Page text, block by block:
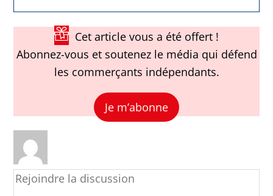
Cet article vous a été offert !
Abonnez-vous et soutenez le média qui défend
les commerçants indépendants.
Je m’abonne